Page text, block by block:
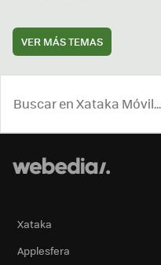
VER MÁS TEMAS
Xataka
Applesfera